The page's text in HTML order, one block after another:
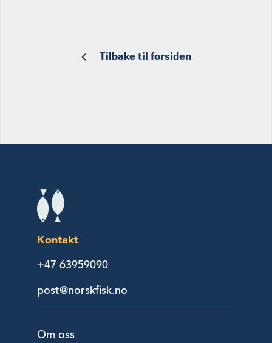
Tilbake til forsiden
Kontakt
+47 63959090
post@norskfisk.no
Om oss